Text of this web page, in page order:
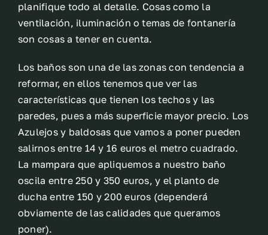
planifique todo al detalle. Cosas como la
ventilación, iluminación o temas de fontanería
son cosas a tener en cuenta.
Los baños son una de las zonas con tendencia a
reformar, en ellos tenemos que ver las
características que tienen los techos y las
paredes, pues a más superficie mayor precio. Los
Azulejos y baldosas que vamos a poner pueden
salirnos entre 14 y 16 euros el metro cuadrado.
La mampara que apliquemos a nuestro baño
oscila entre 250 y 350 euros, y el planto de
ducha entre 150 y 200 euros (dependerá
obviamente de las calidades que queramos
poner).